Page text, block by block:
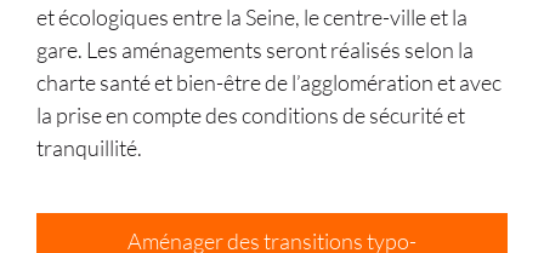
et écologiques entre la Seine, le centre-ville et la
gare. Les aménagements seront réalisés selon la
charte santé et bien-être de l’agglomération et avec
la prise en compte des conditions de sécurité et
tranquillité.
Aménager des transitions typo-